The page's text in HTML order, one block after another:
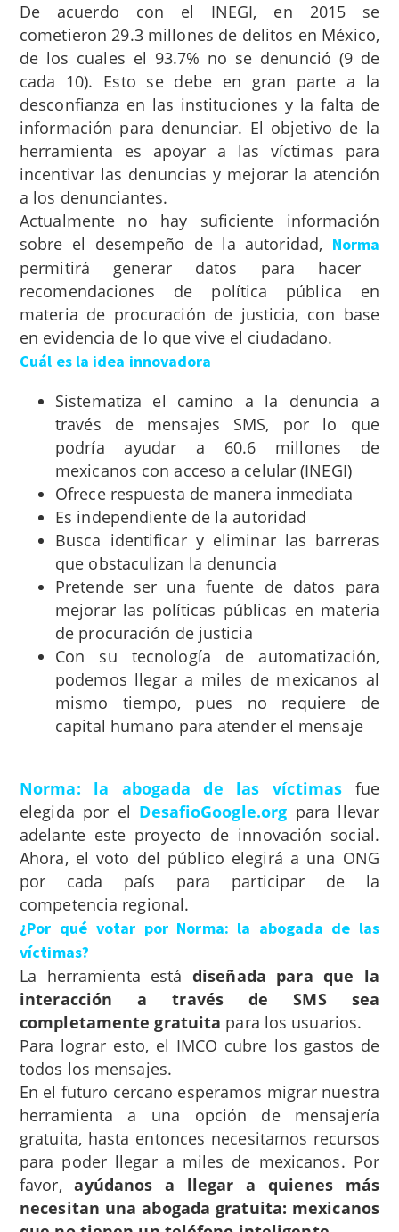
De acuerdo con el INEGI, en 2015 se
cometieron 29.3 millones de delitos en México,
de los cuales el 93.7% no se denunció (9 de
cada 10). Esto se debe en gran parte a la
desconfianza en las instituciones y la falta de
información para denunciar. El objetivo de la
herramienta es apoyar a las víctimas para
incentivar las denuncias y mejorar la atención
a los denunciantes.
Actualmente no hay suficiente información
sobre el desempeño de la autoridad, Norma
permitirá generar datos para hacer
recomendaciones de política pública en
materia de procuración de justicia, con base
en evidencia de lo que vive el ciudadano.
Cuál es la idea innovadora
Sistematiza el camino a la denuncia a
través de mensajes SMS, por lo que
podría ayudar a 60.6 millones de
mexicanos con acceso a celular (INEGI)
Ofrece respuesta de manera inmediata
Es independiente de la autoridad
Busca identificar y eliminar las barreras
que obstaculizan la denuncia
Pretende ser una fuente de datos para
mejorar las políticas públicas en materia
de procuración de justicia
Con su tecnología de automatización,
podemos llegar a miles de mexicanos al
mismo tiempo, pues no requiere de
capital humano para atender el mensaje
Norma: la abogada de las víctimas fue
elegida por el DesafioGoogle.org para llevar
adelante este proyecto de innovación social.
Ahora, el voto del público elegirá a una ONG
por cada país para participar de la
competencia regional.
¿Por qué votar por Norma: la abogada de las
víctimas?
La herramienta está diseñada para que la
interacción a través de SMS sea
completamente gratuita para los usuarios.
Para lograr esto, el IMCO cubre los gastos de
todos los mensajes.
En el futuro cercano esperamos migrar nuestra
herramienta a una opción de mensajería
gratuita, hasta entonces necesitamos recursos
para poder llegar a miles de mexicanos. Por
favor,ayúdanos a llegar a quienes más
necesitan una abogada gratuita: mexicanos